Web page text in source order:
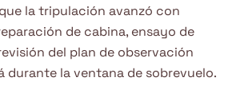
la tripulación avanzó con
de cabina, ensayo de
del plan de observación
durante la ventana de sobrevuelo.